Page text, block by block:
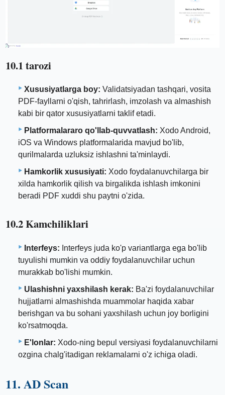
10.1 tarozi
Xususiyatlarga boy: Validatsiyadan tashqari, vosita
PDF-fayllarni o'qish, tahrirlash, imzolash va almashish
kabi bir qator xususiyatlarni taklif etadi.
Platformalararo qo'llab-quvvatlash: Xodo Android,
iOS va Windows platformalarida mavjud bo'lib,
qurilmalarda uzluksiz ishlashni ta'minlaydi.
Hamkorlik xususiyati: Xodo foydalanuvchilarga bir
xilda hamkorlik qilish va birgalikda ishlash imkonini
beradi PDF xuddi shu paytni o'zida.
10.2 Kamchiliklari
Interfeys: Interfeys juda ko'p variantlarga ega bo'lib
tuyulishi mumkin va oddiy foydalanuvchilar uchun
murakkab bo'lishi mumkin.
Ulashishni yaxshilash kerak: Ba'zi foydalanuvchilar
hujjatlarni almashishda muammolar haqida xabar
berishgan va bu sohani yaxshilash uchun joy borligini
ko'rsatmoqda.
E'lonlar: Xodo-ning bepul versiyasi foydalanuvchilarni
ozgina chalg'itadigan reklamalarni o'z ichiga oladi.
11. AD Scan